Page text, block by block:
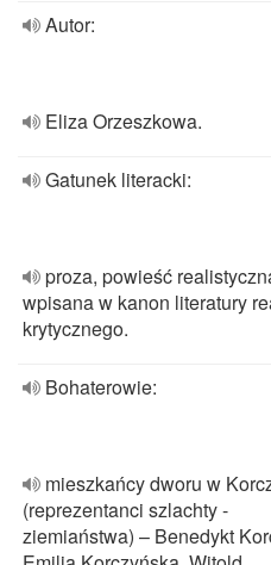
Autor:
Eliza Orzeszkowa.
Gatunek literacki:
proza, powieść
wpisana w kanon literatury
krytycznego.
Bohaterowie:
mieszkańcy dworu w
(reprezentanci szlachty -
ziemiaństwa) – Benedykt